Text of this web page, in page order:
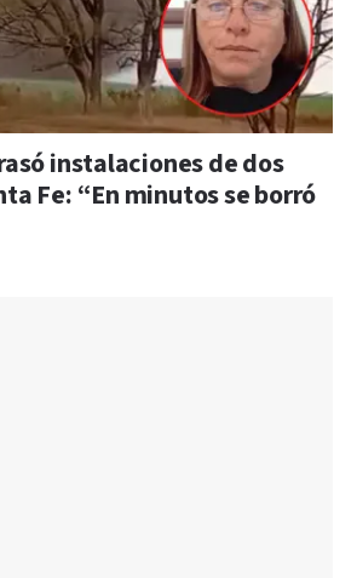
instalaciones de dos
Fe: “En minutos se borró